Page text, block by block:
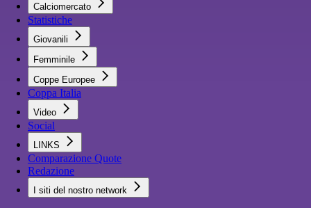
Calciomercato
Statistiche
Giovanili
Femminile
Coppe Europee
Coppa Italia
Video
Social
LINKS
Comparazione Quote
Redazione
I siti del nostro network